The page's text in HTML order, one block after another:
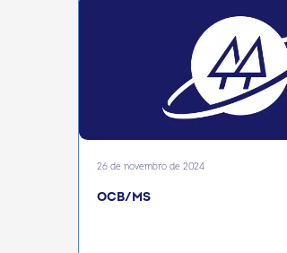
26 de novembro de 2024
OCB/MS